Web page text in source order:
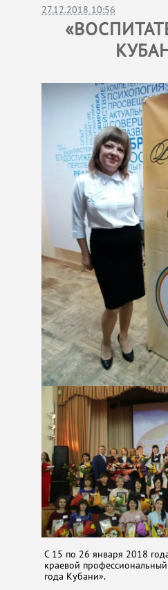
27.12.2018 10:56
С 15 по 26 января 2018
краевой
года Кубани».